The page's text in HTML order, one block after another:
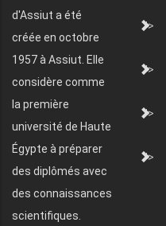
d'Assiut a été
créée en octobre
1957 à Assiut. Elle
considère comme
la première
université de Haute
Égypte à préparer
des diplômés avec
des connaissances
scientifiques.
">
">
">
">